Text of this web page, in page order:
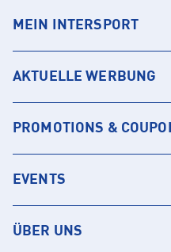
MEIN INTERSPORT
AKTUELLE WERBUNG
PROMOTIONS &
EVENTS
ÜBER UNS